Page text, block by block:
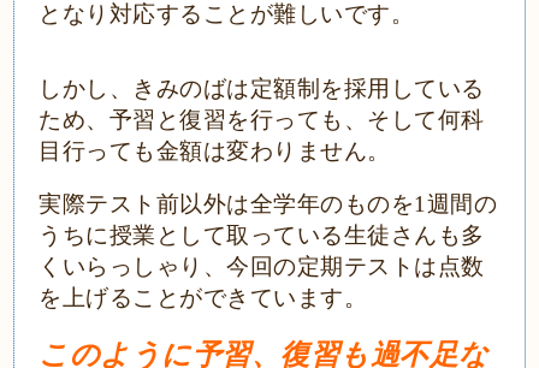
となり対応することが難しいです。
しかし、きみのばは定額制を採用している
ため、予習と復習を行っても、そして何科
目行っても金額は変わりません。
実際テスト前以外は全学年のものを1週間の
うちに授業として取っている生徒さんも多
くいらっしゃり、今回の定期テストは点数
を上げることができています。
このように予習、復習も過不足な